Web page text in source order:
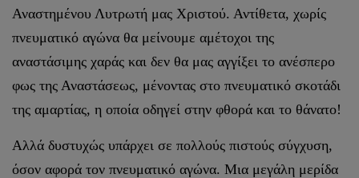
Αναστημένου Λυτρωτή μας Χριστού. Αντίθετα, χωρίς
πνευματικό αγώνα θα μείνουμε αμέτοχοι της
αναστάσιμης χαράς και δεν θα μας αγγίξει το ανέσπερο
φως της Αναστάσεως, μένοντας στο πνευματικό σκοτάδι
της αμαρτίας, η οποία οδηγεί στην φθορά και το θάνατο!
Αλλά δυστυχώς υπάρχει σε πολλούς πιστούς σύγχυση,
όσον αφορά τον πνευματικό αγώνα. Μια μεγάλη μερίδα